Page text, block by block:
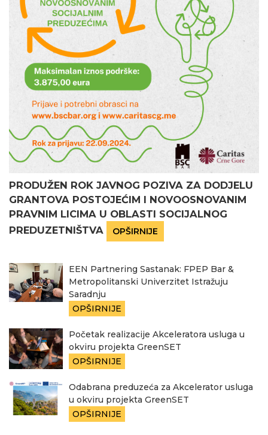
PRODUŽEN ROK JAVNOG POZIVA ZA DODJELU
GRANTOVA POSTOJEĆIM I NOVOOSNOVANIM
PRAVNIM LICIMA U OBLASTI SOCIJALNOG
PREDUZETNIŠTVA
OPŠIRNIJE
EEN Partnering Sastanak: FPEP Bar &
Metropolitanski Univerzitet Istražuju
Saradnju
OPŠIRNIJE
Početak realizacije Akceleratora usluga u
okviru projekta GreenSET
OPŠIRNIJE
Odabrana preduzeća za Akcelerator usluga
u okviru projekta GreenSET
OPŠIRNIJE